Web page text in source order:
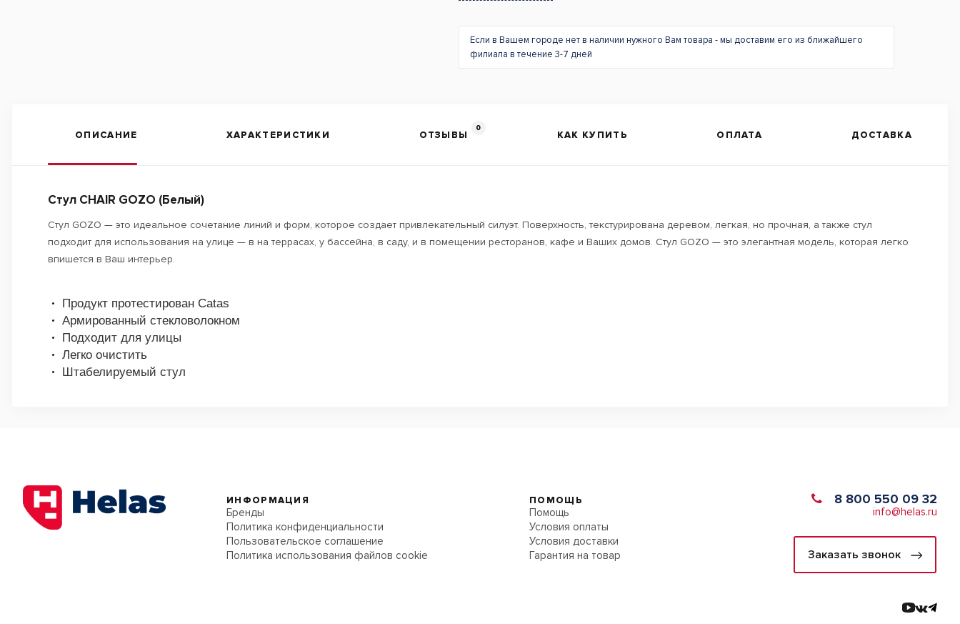
Если в Вашем городе нет в наличии нужного Вам товара - мы доставим его из ближайшего
филиала в течение 3-7 дней
ОПИСАНИЕ ХАРАКТЕРИСТИКИ ОТЗЫВЫ
0
КАК КУПИТЬ ОПЛАТА ДОСТАВКА
Стул CHAIR GOZO (Белый)
Стул GOZO — это идеальное сочетание линий и форм, которое создает привлекательный силуэт. Поверхность, текстурирована деревом, легкая, но прочная, а также стул
подходит для использования на улице — в на террасах, у бассейна, в саду, и в помещении ресторанов, кафе и Ваших домов. Стул GOZO — это элегантная модель, которая легко
впишется в Ваш интерьер.
Продукт протестирован Catas
Армированный стекловолокном
Подходит для улицы
Легко очистить
Штабелируемый стул
ИНФОРМАЦИЯ
Бренды
Политика конфиденциальности
Пользовательское соглашение
Политика использования файлов cookie
ПОМОЩЬ
Помощь
Условия оплаты
Условия доставки
Гарантия на товар
8 800 550 09 32
info@helas.ru
Заказать звонок